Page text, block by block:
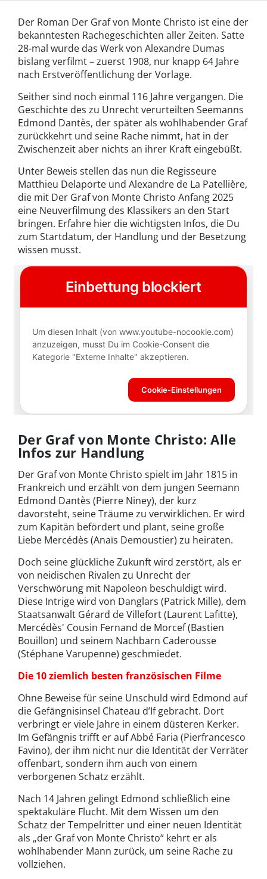
Der Roman Der Graf von Monte Christo ist eine der
bekanntesten Rachegeschichten aller Zeiten. Satte
28-mal wurde das Werk von Alexandre Dumas
bislang verfilmt – zuerst 1908, nur knapp 64 Jahre
nach Erstveröffentlichung der Vorlage.
Seither sind noch einmal 116 Jahre vergangen. Die
Geschichte des zu Unrecht verurteilten Seemanns
Edmond Dantès, der später als wohlhabender Graf
zurückkehrt und seine Rache nimmt, hat in der
Zwischenzeit aber nichts an ihrer Kraft eingebüßt.
Unter Beweis stellen das nun die Regisseure
Matthieu Delaporte und Alexandre de La Patellière,
die mit Der Graf von Monte Christo Anfang 2025
eine Neuverfilmung des Klassikers an den Start
bringen. Erfahre hier die wichtigsten Infos, die Du
zum Startdatum, der Handlung und der Besetzung
wissen musst.
Der Graf von Monte Christo: Alle
Infos zur Handlung
Der Graf von Monte Christo spielt im Jahr 1815 in
Frankreich und erzählt von dem jungen Seemann
Edmond Dantès (Pierre Niney), der kurz
davorsteht, seine Träume zu verwirklichen. Er wird
zum Kapitän befördert und plant, seine große
Liebe Mercédès (Anaïs Demoustier) zu heiraten.
Doch seine glückliche Zukunft wird zerstört, als er
von neidischen Rivalen zu Unrecht der
Verschwörung mit Napoleon beschuldigt wird.
Diese Intrige wird von Danglars (Patrick Mille), dem
Staatsanwalt Gérard de Villefort (Laurent Lafitte),
Mercédès' Cousin Fernand de Morcef (Bastien
Bouillon) und seinem Nachbarn Caderousse
(Stéphane Varupenne) geschmiedet.
Die 10 ziemlich besten französischen Filme
Ohne Beweise für seine Unschuld wird Edmond auf
die Gefängnisinsel Chateau d’If gebracht. Dort
verbringt er viele Jahre in einem düsteren Kerker.
Im Gefängnis trifft er auf Abbé Faria (Pierfrancesco
Favino), der ihm nicht nur die Identität der Verräter
offenbart, sondern ihm auch von einem
verborgenen Schatz erzählt.
Nach 14 Jahren gelingt Edmond schließlich eine
spektakuläre Flucht. Mit dem Wissen um den
Schatz der Tempelritter und einer neuen Identität
als „der Graf von Monte Christo“ kehrt er als
wohlhabender Mann zurück, um seine Rache zu
vollziehen.